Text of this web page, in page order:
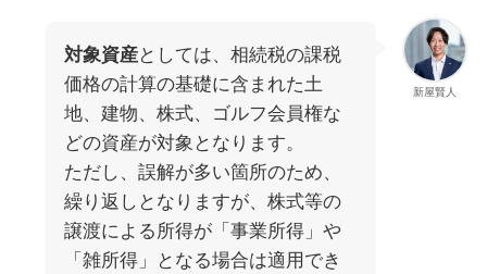
新屋賢人
対象資産としては、相続税の課税
価格の計算の基礎に含まれた土
地、建物、株式、ゴルフ会員権な
どの資産が対象となります。
ただし、誤解が多い箇所のため、
繰り返しとなりますが、株式等の
譲渡による所得が「事業所得」や
「雑所得」となる場合は適用でき